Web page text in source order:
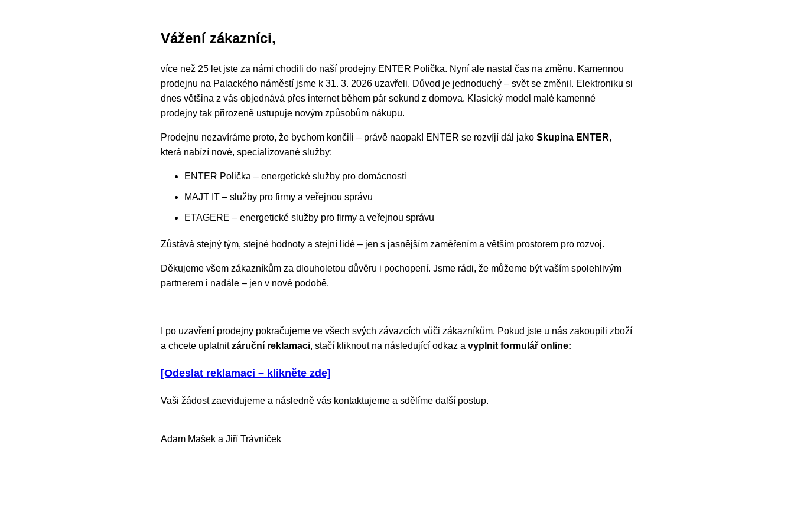
Vážení zákazníci,
více než 25 let jste za námi chodili do naší prodejny ENTER Polička. Nyní ale nastal čas na změnu. Kamennou
prodejnu na Palackého náměstí jsme k 31. 3. 2026 uzavřeli. Důvod je jednoduchý – svět se změnil. Elektroniku si
dnes většina z vás objednává přes internet během pár sekund z domova. Klasický model malé kamenné
prodejny tak přirozeně ustupuje novým způsobům nákupu.
Prodejnu nezavíráme proto, že bychom končili – právě naopak! ENTER se rozvíjí dál jako Skupina ENTER,
která nabízí nové, specializované služby:
ENTER Polička – energetické služby pro domácnosti
MAJT IT – služby pro firmy a veřejnou správu
ETAGERE – energetické služby pro firmy a veřejnou správu
Zůstává stejný tým, stejné hodnoty a stejní lidé – jen s jasnějším zaměřením a větším prostorem pro rozvoj.
Děkujeme všem zákazníkům za dlouholetou důvěru i pochopení. Jsme rádi, že můžeme být vaším spolehlivým
partnerem i nadále – jen v nové podobě.
I po uzavření prodejny pokračujeme ve všech svých závazcích vůči zákazníkům. Pokud jste u nás zakoupili zboží
a chcete uplatnitzáruční reklamaci, stačí kliknout na následující odkaz a vyplnit formulář online:
[Odeslat reklamaci – klikněte zde]
Vaši žádost zaevidujeme a následně vás kontaktujeme a sdělíme další postup.
Adam Mašek a Jiří Trávníček